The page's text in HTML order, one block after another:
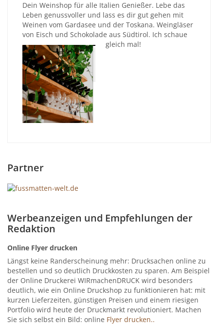
Dein Weinshop für alle Italien Genießer. Lebe das
Leben genussvoller und lass es dir gut gehen mit
Weinen vom Gardasee und der Toskana. Weingläser
von Eisch und Schokolade aus Südtirol. Ich schaue
gleich mal!
Partner
Werbeanzeigen und Empfehlungen der
Redaktion
Online Flyer drucken
Längst keine Randerscheinung mehr: Drucksachen online zu
bestellen und so deutlich Druckkosten zu sparen. Am Beispiel
der Online Druckerei WIRmachenDRUCK wird besonders
deutlich, wie ein Online Druckshop zu funktionieren hat: mit
kurzen Lieferzeiten, günstigen Preisen und einem riesigen
Portfolio wird heute der Druckmarkt revolutioniert. Machen
Sie sich selbst ein Bild: online Flyer drucken..